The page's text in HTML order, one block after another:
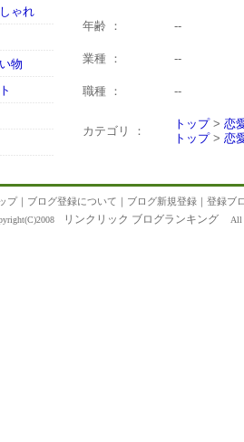
ゃれ
物
年齢 ： --
業種 ： --
職種 ： --
カテゴリ ：
トップ> 恋
トップ> 恋
プ｜ ブログ登録について ｜ ブログ新規登録 ｜ 登録ブ
リンクリック ブログランキング All